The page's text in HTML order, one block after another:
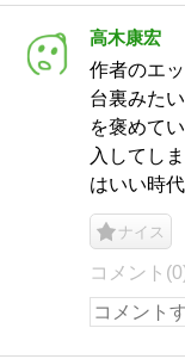
高木康宏
作者のエ
台裏みた
を褒めて
入してし
はいい時
ナイス
コメント